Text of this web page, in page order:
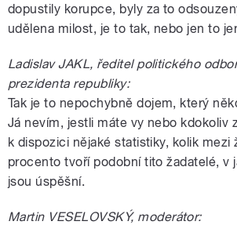
dopustily korupce, byly za to
udělena milost, je to tak, nebo jen to
Ladislav JAKL, ředitel politického
prezidenta republiky:
Tak je to nepochybně dojem, který
Já nevím, jestli máte vy nebo kdokoliv
k dispozici nějaké statistiky, kolik mezi
procento tvoří podobní tito žadatelé, v
jsou úspěšní.
Martin VESELOVSKÝ, moderátor: